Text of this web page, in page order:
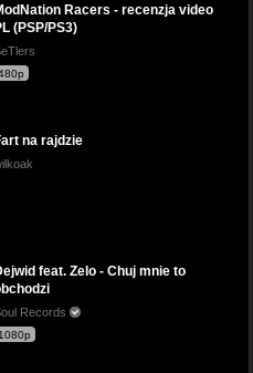
Racers - recenzja video
(PSP/PS3)
na rajdzie
feat. Zelo - Chuj mnie to
Records
1080p